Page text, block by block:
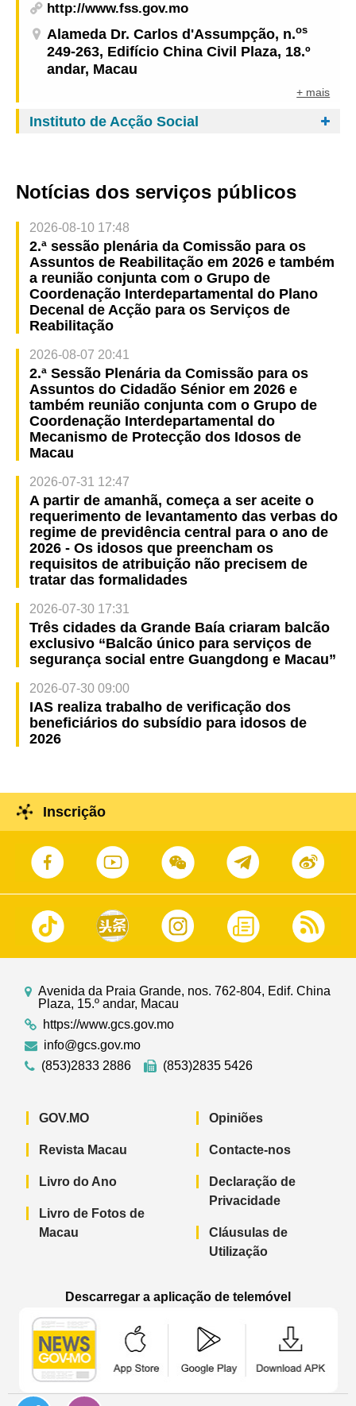
http://www.fss.gov.mo
Alameda Dr. Carlos d'Assumpção, n.os
249-263, Edifício China Civil Plaza, 18.º
andar, Macau
+ mais
Instituto de Acção Social
Notícias dos serviços públicos
2026-08-10 17:48
2.ª sessão plenária da Comissão para os
Assuntos de Reabilitação em 2026 e também
a reunião conjunta com o Grupo de
Coordenação Interdepartamental do Plano
Decenal de Acção para os Serviços de
Reabilitação
2026-08-07 20:41
2.ª Sessão Plenária da Comissão para os
Assuntos do Cidadão Sénior em 2026 e
também reunião conjunta com o Grupo de
Coordenação Interdepartamental do
Mecanismo de Protecção dos Idosos de
Macau
2026-07-31 12:47
A partir de amanhã, começa a ser aceite o
requerimento de levantamento das verbas do
regime de previdência central para o ano de
2026 - Os idosos que preencham os
requisitos de atribuição não precisem de
tratar das formalidades
2026-07-30 17:31
Três cidades da Grande Baía criaram balcão
exclusivo “Balcão único para serviços de
segurança social entre Guangdong e Macau”
2026-07-30 09:00
IAS realiza trabalho de verificação dos
beneficiários do subsídio para idosos de
2026
Inscrição
Avenida da Praia Grande, nos. 762-804, Edif. China
Plaza, 15.º andar, Macau
https://www.gcs.gov.mo
info@gcs.gov.mo
(853)2833 2886
(853)2835 5426
GOV.MO
Revista Macau
Livro do Ano
Livro de Fotos de
Macau
Opiniões
Contacte-nos
Declaração de
Privacidade
Cláusulas de
Utilização
Descarregar a aplicação de telemóvel